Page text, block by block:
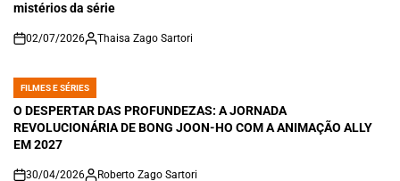
mistérios da série
on
02/07/2026 Thaisa Zago Sartori
POSTED
IN
FILMES E SÉRIES
O DESPERTAR DAS PROFUNDEZAS: A JORNADA
REVOLUCIONÁRIA DE BONG JOON-HO COM A ANIMAÇÃO ALLY
EM 2027
30/04/2026 Roberto Zago Sartori